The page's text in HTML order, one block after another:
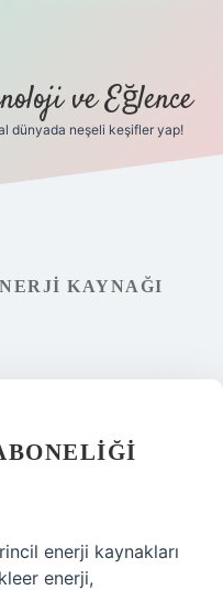
ve Eğlence
dünyada neşeli keşifler yap!
KAYNAĞI
enerji kaynakları
enerji,